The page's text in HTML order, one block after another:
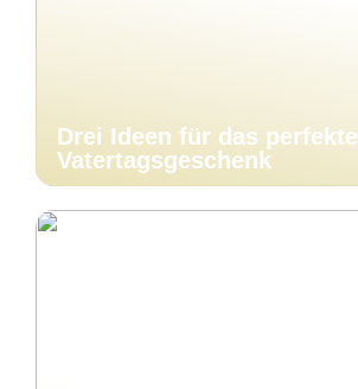
Drei Ideen für das perfekte
Vatertagsgeschenk